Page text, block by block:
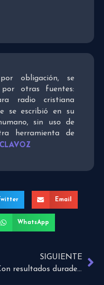
obligación, se
otras fuentes:
radio cristiana
se escribió en su
sin uso de
herramienta de
Twitter Email
WhatsApp
SIGUIENTE
Con resultados duraderos para la eternidad